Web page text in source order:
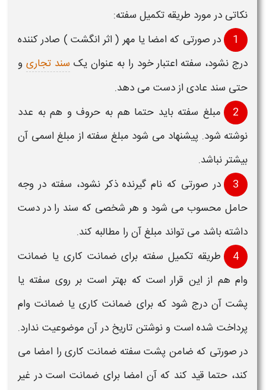
نکاتی در مورد طریقه تکمیل سفته:
1
در صورتی که امضا یا مهر ( اثر انگشت ) صادر کننده
درج نشود، سفتهاعتبار خود را به عنوان یک سند تجاری و
حتی سند عادی از دست می دهد.
2
مبلغ سفتهباید حتما هم به حروف و هم به عدد
نوشته شود. پیشنهاد می شود مبلغ سفتهاز مبلغ اسمی آن
بیشتر نباشد.
3
در صورتی که نام گیرنده ذکر نشود، سفتهدر وجه
حامل محسوب می شود و هر شخصی که سند را در دست
داشته باشد می تواند مبلغ آن را مطالبه کند.
4
طریقه تکمیل سفته برای ضمانت کاری یا ضمانت
وامهم از این قرار است که بهتر است بر روی سفته یا
پشت آن درج شود که برای ضمانت کاری یا ضمانت وام
پرداخت شده است ونوشتن تاریخ در آن موضوعیت ندارد.
در صورتی که ضامن پشت سفته ضمانت کاریرا امضا می
کند، حتما قید کند که آن امضا برای ضمانت است در غیر